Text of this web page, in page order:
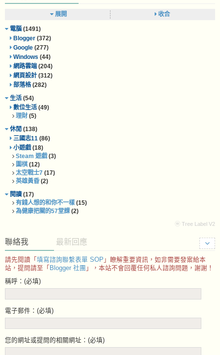
展開 收合
電腦 (1491)
Blogger (372)
Google (277)
Windows (44)
網路雲端(204)
網頁設計(312)
部落格(282)
生活(54)
數位生活(49)
理財(5)
休閒 (138)
三國志11 (86)
小遊戲(18)
Steam 遊戲(3)
圍棋(12)
太空戰士7 (17)
英雄黃昏 (2)
閱讀 (17)
有錢人想的和你不一樣(15)
為健康把關的57堂課(2)
ⓦ Tree Label V2
聯絡我 最新回應
請先閱讀「 填寫諮詢聯繫表單 SOP 」瞭解重要資訊，如非需要發案給本
站，提問請至「 Blogger 社團 」，本站不會回覆任何私人諮詢問題，謝謝！
稱呼：(必填)
電子郵件：(必填)
您的網址或提問的相關網址：(必填)